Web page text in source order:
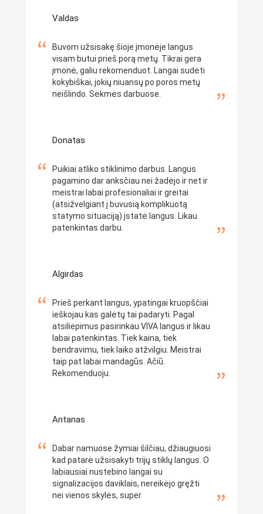
Valdas
Buvom užsisakę šioje įmonėje langus
visam butui prieš porą metų. Tikrai gera
įmonė, galiu rekomenduot. Langai sudėti
kokybiškai, jokių niuansų po poros metų
neišlindo. Sėkmės darbuose.
Donatas
Puikiai atliko stiklinimo darbus. Langus
pagamino dar anksčiau nei žadėjo ir net ir
meistrai labai profesionaliai ir greitai
(atsižvelgiant į buvusią komplikuotą
statymo situaciją) įstatė langus. Likau
patenkintas darbu.
Algirdas
Prieš perkant langus, ypatingai kruopščiai
ieškojau kas galėtų tai padaryti. Pagal
atsiliepimus pasirinkau VIVA langus ir likau
labai patenkintas. Tiek kaina, tiek
bendravimu, tiek laiko atžvilgiu. Meistrai
taip pat labai mandagūs. Ačiū.
Rekomenduoju.
Antanas
Dabar namuose žymiai šilčiau, džiaugiuosi
kad patarė užsisakyti trijų stiklų langus. O
labiausiai nustebino langai su
signalizacijos daviklais, nereikėjo gręžti
nei vienos skylės, super